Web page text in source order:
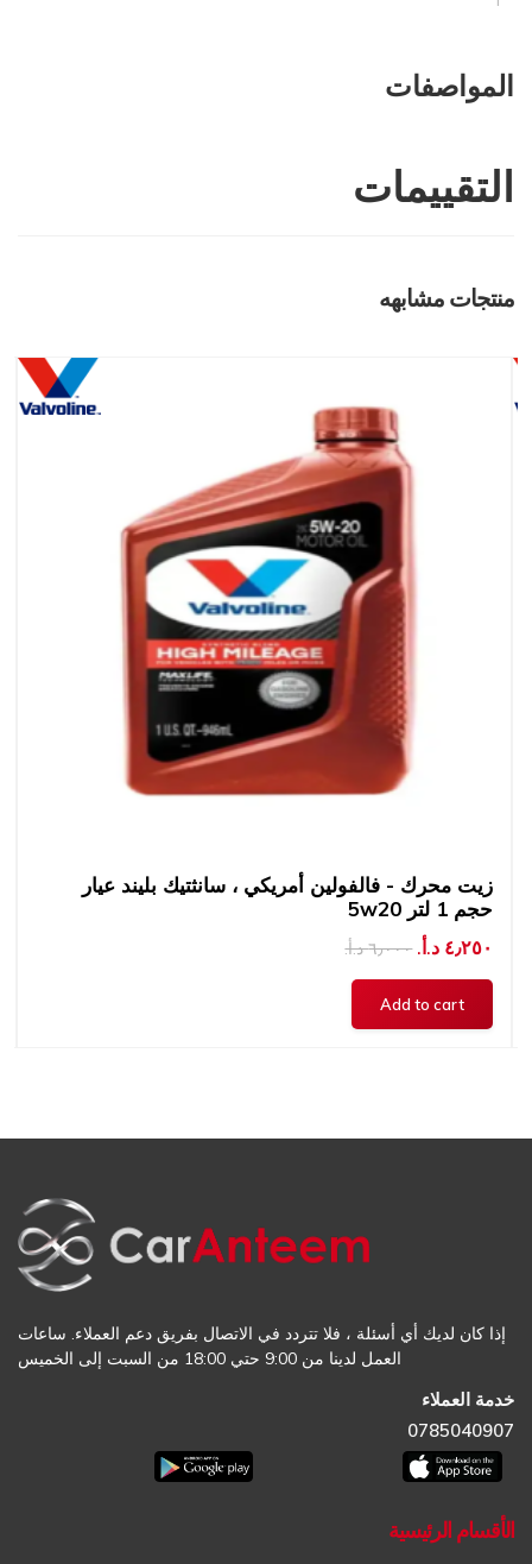
المواصفات
التقييمات
منتجات مشابهه
زيت محرك - فالفولين أمريكي ، سانثتيك بليند عيار
5w20 حجم 1 لتر
٦٫٠٠٠ د.أ.‏ ٤٫٢٥٠ د.أ.‏
إذا كان لديك أي أسئلة ، فلا تتردد في الاتصال بفريق دعم العملاء. ساعات
العمل لدينا من 9:00 حتي 18:00 من السبت إلى الخميس
خدمة العملاء
0785040907
الأقسام الرئيسية